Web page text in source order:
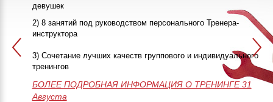
БОЛЕЕ ПОДРОБНАЯ ИНФОРМАЦИЯ О ТРЕНИНГЕ
28-29-30 Августа
девушек
2) 8 занятий под руководством персонального Тренера-
инструктора
3) Сочетание лучших качеств группового и индивидуального
тренингов
БОЛЕЕ ПОДРОБНАЯ ИНФОРМАЦИЯ О ТРЕНИНГЕ 31
Августа
Онлайн поддержка
Незабываемое
приключение
>>>ЗАПИСАТЬСЯ НА КЛУБНЫЙ ПИКАП-ТРЕНИНГ<<<
"Как познакомиться с девушкой"
в 20:00
>>>ЗАПИСАТЬСЯ НА МАСТЕР-
КЛАСС<<<